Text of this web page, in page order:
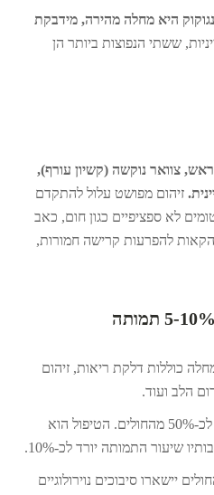
היא מחלה מהירה, מידבקת
ששתי הנפוצות ביותר הן
צוואר נוקשה (קשיון עורף),
זיהום מפושט עלול להתקדם
לא ספציפיים כגון חום, כאב
להפרעות קרישה חמורות,
כוללות דלקת ריאות, זיהום
הלב ועוד.
שיעור התמותה ללא טיפול מגיע לכ-50% מהחולים. הטיפול הוא
שיעור התמותה יורד לכ-10%.
אצל כ-25% מהחולים יישארו סיבוכים נוירולוגיים